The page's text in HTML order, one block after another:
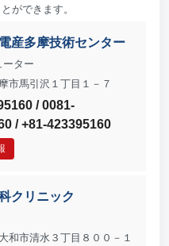
ができます。
産多摩技術センター
ーター
市馬引沢１丁目１－７
/ 0081-
/ +81-423395160
クリニック
和市清水３丁目８００－１